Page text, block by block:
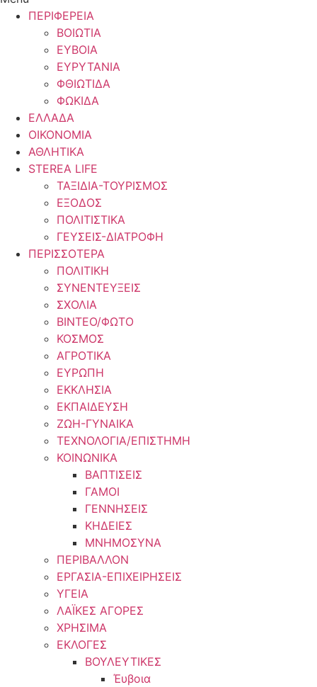
ΠΕΡΙΦΕΡΕΙΑ
ΒΟΙΩΤΙΑ
ΕΥΒΟΙΑ
ΕΥΡΥΤΑΝΙΑ
ΦΘΙΩΤΙΔΑ
ΦΩΚΙΔΑ
ΕΛΛΑΔΑ
ΟΙΚΟΝΟΜΙΑ
ΑΘΛΗΤΙΚΑ
STEREA LIFE
ΤΑΞΙΔΙΑ-ΤΟΥΡΙΣΜΟΣ
ΕΞΟΔΟΣ
ΠΟΛΙΤΙΣΤΙΚΑ
ΓΕΥΣΕΙΣ-ΔΙΑΤΡΟΦΗ
ΠΕΡΙΣΣΟΤΕΡΑ
ΠΟΛΙΤΙΚΗ
ΣΥΝΕΝΤΕΥΞΕΙΣ
ΣΧΟΛΙΑ
ΒΙΝΤΕΟ/ΦΩΤΟ
ΚΟΣΜΟΣ
ΑΓΡΟΤΙΚΑ
ΕΥΡΩΠΗ
ΕΚΚΛΗΣΙΑ
ΕΚΠΑΙΔΕΥΣΗ
ΖΩΗ-ΓΥΝΑΙΚΑ
ΤΕΧΝΟΛΟΓΙΑ/ΕΠΙΣΤΗΜΗ
ΚΟΙΝΩΝΙΚΑ
ΒΑΠΤΙΣΕΙΣ
ΓΑΜΟΙ
ΓΕΝΝΗΣΕΙΣ
ΚΗΔΕΙΕΣ
ΜΝΗΜΟΣΥΝΑ
ΠΕΡΙΒΑΛΛΟΝ
ΕΡΓΑΣΙΑ-ΕΠΙΧΕΙΡΗΣΕΙΣ
ΥΓΕΙΑ
ΛΑΪΚΕΣ ΑΓΟΡΕΣ
ΧΡΗΣΙΜΑ
ΕΚΛΟΓΕΣ
ΒΟΥΛΕΥΤΙΚΕΣ
Έυβοια